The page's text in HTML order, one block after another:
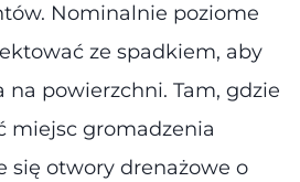
Nominalnie poziome
ze spadkiem, aby
na powierzchni. Tam, gdzie
miejsc gromadzenia
się otwory drenażowe o